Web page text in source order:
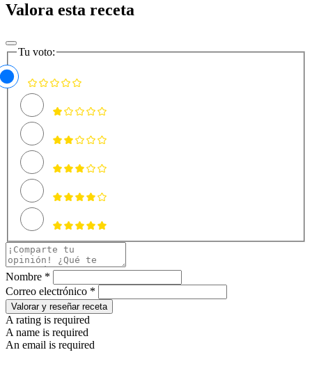
Valora esta receta
Tu voto:
Nombre *
Correo electrónico *
Valorar y reseñar receta
A rating is required
A name is required
An email is required